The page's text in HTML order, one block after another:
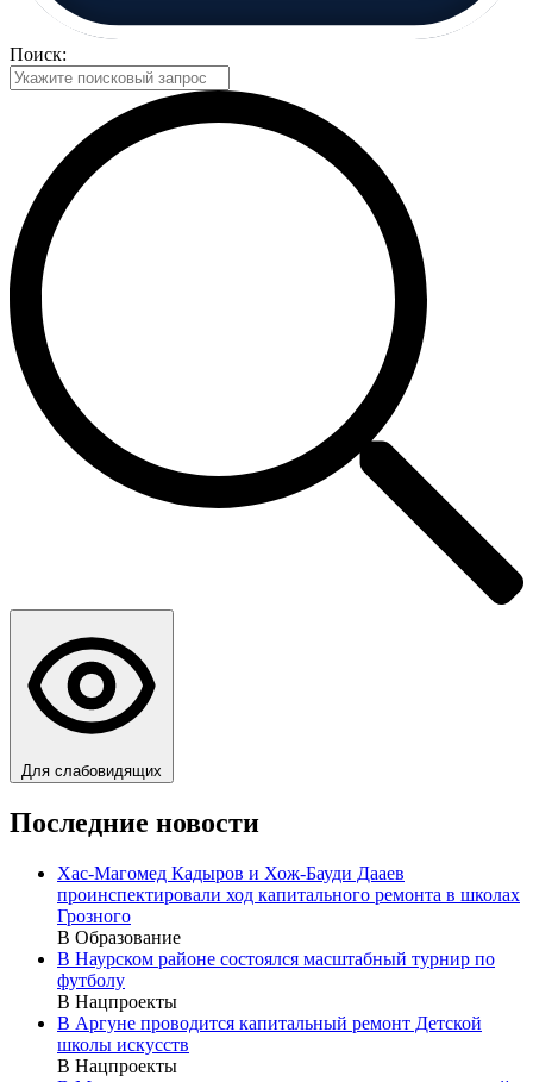
Поиск:
Для слабовидящих
Последние новости
Хас-Магомед Кадыров и Хож-Бауди Дааев
проинспектировали ход капитального ремонта в школах
Грозного
В Образование
В Наурском районе состоялся масштабный турнир по
футболу
В Нацпроекты
В Аргуне проводится капитальный ремонт Детской
школы искусств
В Нацпроекты